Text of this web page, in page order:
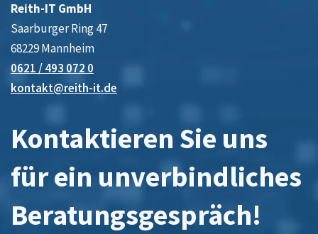
Reith-IT GmbH
Saarburger Ring 47
68229 Mannheim
0621 / 493 072 0
kontakt@reith-it.de
Kontaktieren Sie uns
für ein unverbindliches
Beratungsgespräch!